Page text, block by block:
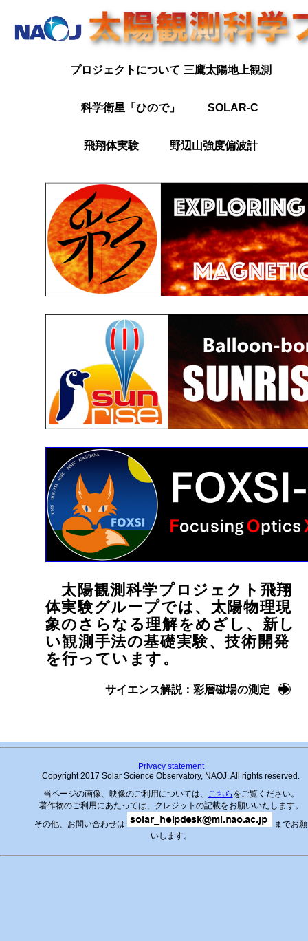
日本語
プロジェクトについて 三鷹太陽地上観測
科学衛星「ひので」 SOLAR-C
飛翔体実験 野辺山強度偏波計
太陽観測科学プロジェクト飛翔
体実験グループでは、太陽物理現
象のさらなる理解をめざし、新し
い観測手法の基礎実験、技術開発
を行っています。
サイエンス解説：彩層磁場の測定
Privacy statement
Copyright 2017 Solar Science Observatory, NAOJ. All rights reserved.
当ページの画像、映像のご利用については、
こちら をご覧ください。
著作物のご利用にあたっては、クレジットの記載をお願いいたします。
その他、お問い合わせは
までお願
いします。